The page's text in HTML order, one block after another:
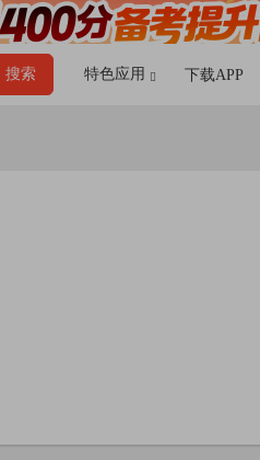
搜索 特色应用 下载APP